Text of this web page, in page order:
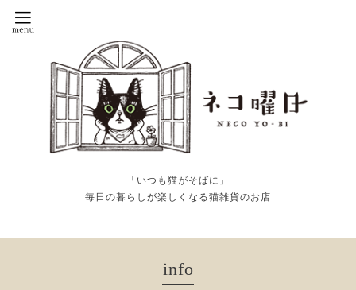
「いつも猫がそばに」
毎日の暮らしが楽しくなる猫雑貨のお店
info